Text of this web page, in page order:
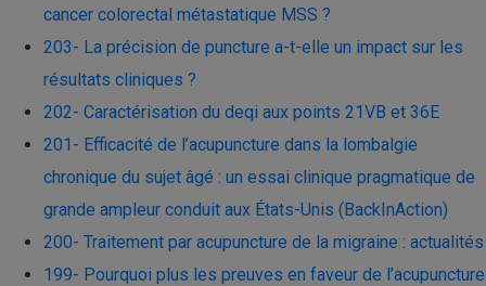
cancer colorectal métastatique MSS ?
203- La précision de puncture a-t-elle un impact sur les
résultats cliniques ?
202- Caractérisation du deqi aux points 21VB et 36E
201- Efficacité de l’acupuncture dans la lombalgie
chronique du sujet âgé : un essai clinique pragmatique de
grande ampleur conduit aux États-Unis (BackInAction)
200- Traitement par acupuncture de la migraine : actualités
199- Pourquoi plus les preuves en faveur de l’acupuncture